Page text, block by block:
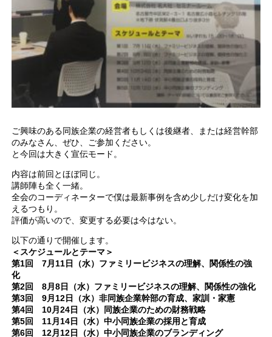
ご興味のある同族企業の経営者もしくは後継者、または経営幹部
のみなさん、ぜひ、ご参加ください。
と今回は大きく宣伝モード。
内容は前回とほぼ同じ。
講師陣も全く一緒。
全会のコーディネーターで僕は最新事例を含め少しだけ変化を加
えるつもり。
評価が高いので、変更する必要は今はない。
以下の通りで開催します。
＜スケジュールとテーマ＞
第1回 7月11日（水）ファミリービジネスの理解、関係性の強
化
第2回 8月8日（水）ファミリービジネスの理解、関係性の強化
第3回 9月12日（水）非同族企業幹部の育成、家訓・家憲
第4回 10月24日（水）同族企業のための財務戦略
第5回 11月14日（水）中小同族企業の採用と育成
第6回 12月12日（水）中小同族企業のブランディング